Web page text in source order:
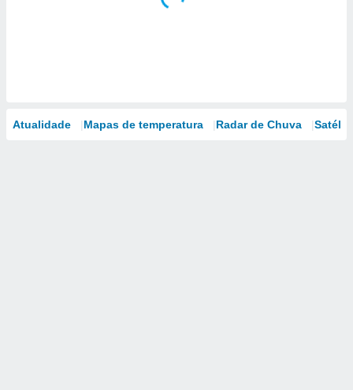
Atualidade Mapas de temperatura Radar de Chuva